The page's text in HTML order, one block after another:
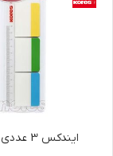
ایندکس 3 عددی کورس